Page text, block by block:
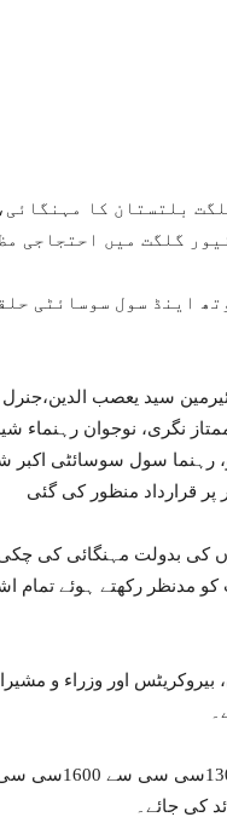
بلتستان کا
گلگت میں احتجاجی
اینڈ سول سوسائٹی
سید یعصب الدین،جنرل
نگری، نوجوان رہنماء
رہنما سول سوسائٹی اکبر
قرارداد منظور کی گئی
کی بدولت مہنگائی کی
مدنظر رکھتے ہوئے تمام
اور وزراء و
۔۔ حکومت تمام سرکاری
کی جائے۔